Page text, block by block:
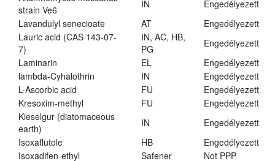
strain Ve6
IN
Engedélyezett
Lavandulyl senecioate
AT
Engedélyezett
Lauric acid (CAS 143-07-
7)
IN, AC, HB,
PG
Engedélyezett
Laminarin
EL
Engedélyezett
lambda-Cyhalothrin
IN
Engedélyezett
L-Ascorbic acid
FU
Engedélyezett
Kresoxim-methyl
FU
Engedélyezett
Kieselgur (diatomaceous
earth)
IN
Engedélyezett
Isoxaflutole
HB
Engedélyezett
Isoxadifen-ethyl
Safener
Not PPP